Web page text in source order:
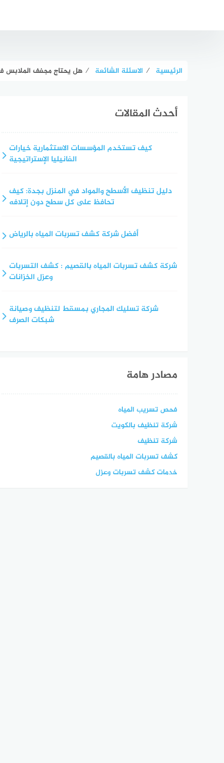
الرئيسية ⁄ الاسئلة الشائعة ⁄ هل يحتاج مجفف الملابس
أحدث المقالات
كيف تستخدم المؤسسات الاستثمارية خيارات
الفانيليا الإستراتيجية
دليل تنظيف الأسطح والمواد في المنزل بجدة: كيف
تحافظ على كل سطح دون إتلافه
أفضل شركة كشف تسربات المياه بالرياض
شركة كشف تسربات المياه بالقصيم : كشف التسربات
وعزل الخزانات
شركة تسليك المجاري بمسقط لتنظيف وصيانة
شبكات الصرف
مصادر هامة
فحص تسريب المياه
شركة تنظيف بالكويت
شركة تنظيف
كشف تسربات المياه بالقصيم
خدمات كشف تسربات وعزل